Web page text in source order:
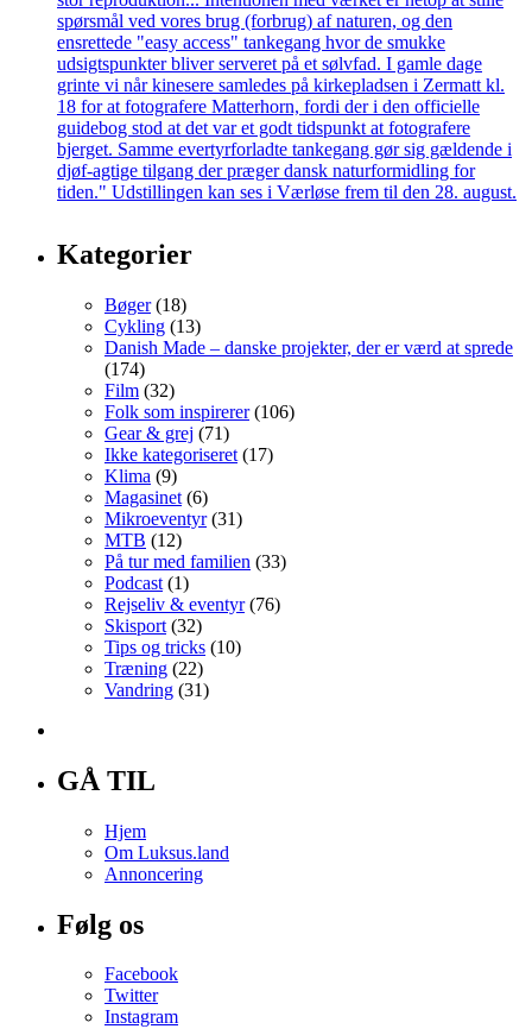
Kategorier
Bøger(18)
Cykling (13)
Danish Made – danske projekter, der er værd at sprede
(174)
Film (32)
Folk som inspirerer(106)
Gear & grej (71)
Ikke kategoriseret (17)
Klima (9)
Magasinet (6)
Mikroeventyr(31)
MTB (12)
På tur med familien (33)
Podcast (1)
Rejseliv & eventyr(76)
Skisport (32)
Tips og tricks (10)
Træning (22)
Vandring (31)
GÅ TIL
Hjem
Om Luksus.land
Annoncering
Følg os
Facebook
Twitter
Instagram